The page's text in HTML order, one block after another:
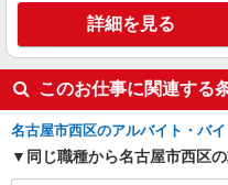
残業代支給
+゜・。○。
万円支給(規定有) お友達を紹介頂
ィブ支給(規定有) ★月2回払い・週
有）★ ゜・
愛知県
キープ
詳細を見る
このお仕事に関連する
名古屋市西区のアルバイト・バ
同じ職種から名古屋市西区